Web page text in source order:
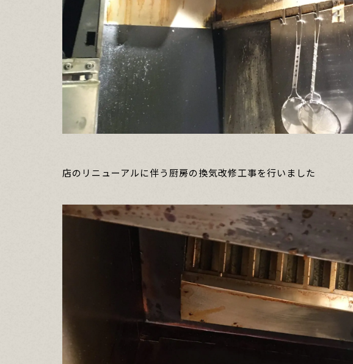
店のリニューアルに伴う厨房の換気改修工事を行いました